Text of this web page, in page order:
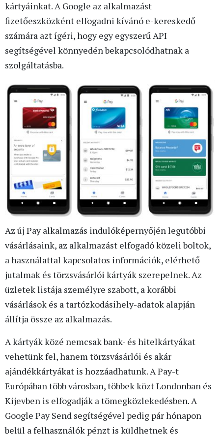
kártyáinkat. A Google az alkalmazást
fizetőeszközként elfogadni kívánó e-kereskedő
számára azt ígéri, hogy egy egyszerű API
segítségével könnyedén bekapcsolódhatnak a
szolgáltatásba.
Az új Pay alkalmazás indulóképernyőjén legutóbbi
vásárlásaink, az alkalmazást elfogadó közeli boltok,
a használattal kapcsolatos információk, elérhető
jutalmak és törzsvásárlói kártyák szerepelnek. Az
üzletek listája személyre szabott, a korábbi
vásárlások és a tartózkodásihely-adatok alapján
állítja össze az alkalmazás.
A kártyák közé nemcsak bank- és hitelkártyákat
vehetünk fel, hanem törzsvásárlói és akár
ajándékkártyákat is hozzáadhatunk. A Pay-t
Európában több városban, többek közt Londonban és
Kijevben is elfogadják a tömegközlekedésben. A
Google Pay Send segítségével pedig pár hónapon
belül a felhasználók pénzt is küldhetnek és